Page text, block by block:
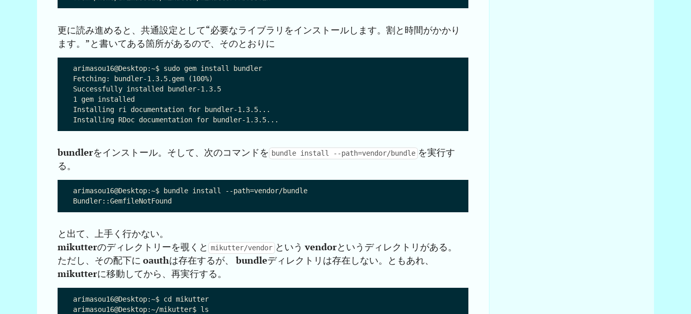
更に読み進めると、共通設定として“必要なライブラリをインストールします。割と時間がかかり
ます。”と書いてある箇所があるので、そのとおりに
arimasou16@Desktop:~$ sudo gem install bundler
Fetching: bundler-1.3.5.gem (100%)
Successfully installed bundler-1.3.5
1 gem installed
Installing ri documentation for bundler-1.3.5...
bundlerをインストール。そして、次のコマンドを bundle install --path=vendor/bundle を実行す
る。
arimasou16@Desktop:~$ bundle install --path=vendor/bundle
と出て、上手く行かない。
mikutterのディレクトリーを覗くと mikutter/vendor というvendorというディレクトリがある。
ただし、その配下に oauthは存在するが、bundleディレクトリは存在しない。ともあれ、
mikutterに移動してから、再実行する。
arimasou16@Desktop:~$ cd mikutter
arimasou16@Desktop:~/mikutter$ ls